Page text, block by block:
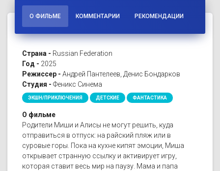
О ФИЛЬМЕ КОММЕНТАРИИ РЕКОМЕНДАЦИИ
Страна - Russian Federation
Год - 2025
Режиссер - Андрей Пантелеев, Денис Бондарков
Студия - Феникс Синема
ЭКШН/ПРИКЛЮЧЕНИЯ ДЕТСКИЕ ФАНТАСТИКА
О фильме
Родители Миши и Алисы не могут решить, куда
отправиться в отпуск: на райский пляж или в
суровые горы. Пока на кухне кипят эмоции, Миша
открывает странную ссылку и активирует игру,
которая ставит весь мир на паузу. Мама и папа